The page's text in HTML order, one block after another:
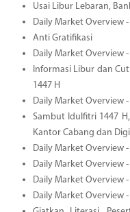
Usai Libur Lebaran,
Daily Market Overview
Anti Gratifikasi
Daily Market Overview
Informasi Libur dan
1447 H
Daily Market Overview
Sambut Idulfitri 1447
Kantor Cabang dan
Daily Market Overview
Daily Market Overview
Daily Market Overview
Daily Market Overview